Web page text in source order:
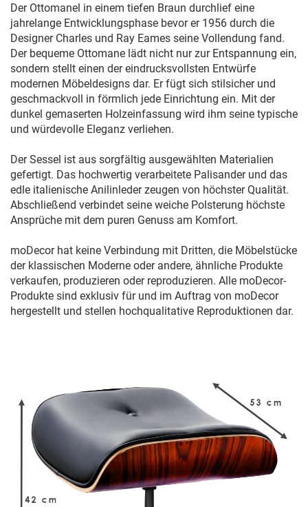
Der Ottomanel in einem tiefen Braun durchlief eine
jahrelange Entwicklungsphase bevor er 1956 durch die
Designer Charles und Ray Eames seine Vollendung fand.
Der bequeme Ottomane lädt nicht nur zur Entspannung ein,
sondern stellt einen der eindrucksvollsten Entwürfe
modernen Möbeldesigns dar. Er fügt sich stilsicher und
geschmackvoll in förmlich jede Einrichtung ein. Mit der
dunkel gemaserten Holzeinfassung wird ihm seine typische
und würdevolle Eleganz verliehen.
Der Sessel ist aus sorgfältig ausgewählten Materialien
gefertigt. Das hochwertig verarbeitete Palisander und das
edle italienische Anilinleder zeugen von höchster Qualität.
Abschließend verbindet seine weiche Polsterung höchste
Ansprüche mit dem puren Genuss am Komfort.
moDecor hat keine Verbindung mit Dritten, die Möbelstücke
der klassischen Moderne oder andere, ähnliche Produkte
verkaufen, produzieren oder reproduzieren. Alle moDecor-
Produkte sind exklusiv für und im Auftrag von moDecor
hergestellt und stellen hochqualitative Reproduktionen dar.